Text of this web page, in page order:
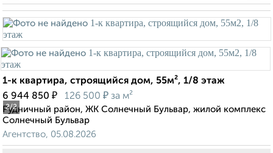
2/2
1-к квартира, строящийся дом, 55м², 1/8 этаж
6 944 850 ₽ 126 500 ₽ за м²
Рудничный район, ЖК Солнечный Бульвар, жилой комплекс
Солнечный Бульвар
Агентство, 05.08.2026